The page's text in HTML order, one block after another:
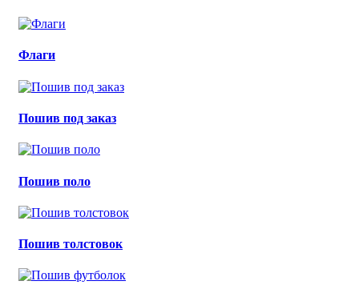
Флаги
Пошив под заказ
Пошив поло
Пошив толстовок